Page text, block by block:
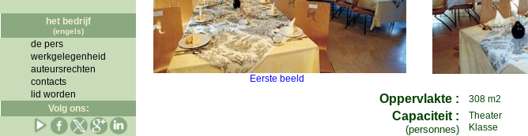
het bedrijf
(engels)
de pers
werkgelegenheid
auteursrechten
contacts
lid worden
Volg ons:
Eerste beeld
Oppervlakte : 308 m2
Capaciteit :
(personnes)
Theater
Klasse